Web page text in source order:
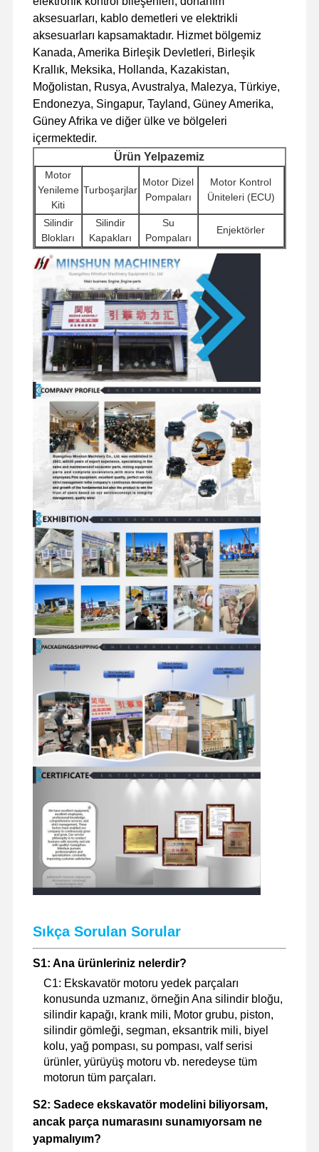
ekskavatör yedek parçaları
aksesuarları, kablo demetleri ve elektrikli
aksesuarları kapsamaktadır. Hizmet bölgemiz
Kanada, Amerika Birleşik Devletleri, Birleşik
Krallık, Meksika, Hollanda, Kazakistan,
Moğolistan, Rusya, Avustralya, Malezya, Türkiye,
Endonezya, Singapur, Tayland, Güney Amerika,
Güney Afrika ve diğer ülke ve bölgeleri
içermektedir.
Ürün Yelpazemiz
Motor
Yenileme
Kiti
Turboşarjlar
Motor Dizel
Pompaları
Motor Kontrol
Üniteleri (ECU)
Silindir
Blokları
Silindir
Kapakları
Su
Pompaları
Enjektörler
Marş
Motorları
Filtreler
Aksesuarları
Ekskavatör
Hidrolik Pompaları
Döner
Bileşenler
Dağıtıcı
Valfler
Yürüyüş
Motor
Grupları
Şasi Bileşenleri ve
Diğer Aksesuarlar
Sıkça Sorulan Sorular
S1: Ana ürünleriniz nelerdir?
C1: Ekskavatör motoru yedek parçaları
konusunda uzmanız, örneğin Ana silindir bloğu,
silindir kapağı, krank mili, Motor grubu, piston,
silindir gömleği, segman, eksantrik mili, biyel
kolu, yağ pompası, su pompası, valf serisi
ürünler, yürüyüş motoru vb. neredeyse tüm
motorun tüm parçaları.
S2: Sadece ekskavatör modelini biliyorsam,
ancak parça numarasını sunamıyorsam ne
yapmalıyım?